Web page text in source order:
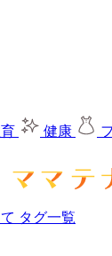
健康
タグ一覧